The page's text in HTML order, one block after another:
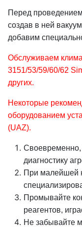
Перед
создав в ней
добавим
Обслуживаем
3151/53/59/60/62
других.
Некоторые
оборудованием
(UAZ).
Своевременно,
диагностику
При малейшей
Промывайте
реагентов,
Не забывайте